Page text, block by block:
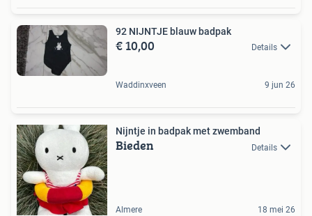
92 NIJNTJE blauw badpak
€ 10,00 Details
Waddinxveen 9 jun 26
Nijntje in badpak met zwemband
Bieden Details
Almere 18 mei 26